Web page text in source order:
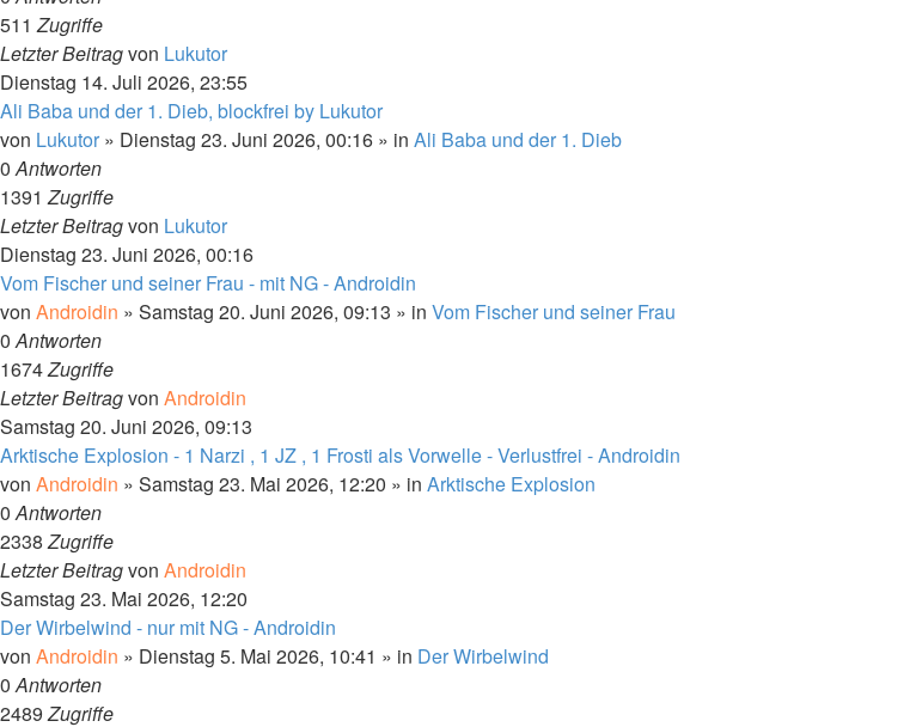
511Zugriffe
Letzter Beitragvon Lukutor
Dienstag 14. Juli 2026, 23:55
Ali Baba und der 1. Dieb, blockfrei by Lukutor
von Lukutor » Dienstag 23. Juni 2026, 00:16 » in Ali Baba und der 1. Dieb
0Antworten
1391Zugriffe
Letzter Beitragvon Lukutor
Dienstag 23. Juni 2026, 00:16
Vom Fischer und seiner Frau - mit NG - Androidin
von Androidin » Samstag 20. Juni 2026, 09:13 » in Vom Fischer und seiner Frau
0Antworten
1674Zugriffe
Letzter Beitragvon Androidin
Samstag 20. Juni 2026, 09:13
Arktische Explosion - 1 Narzi , 1 JZ , 1 Frosti als Vorwelle - Verlustfrei - Androidin
von Androidin » Samstag 23. Mai 2026, 12:20 » in Arktische Explosion
0Antworten
2338Zugriffe
Letzter Beitragvon Androidin
Samstag 23. Mai 2026, 12:20
Der Wirbelwind - nur mit NG - Androidin
von Androidin » Dienstag 5. Mai 2026, 10:41 » in Der Wirbelwind
0Antworten
2489Zugriffe